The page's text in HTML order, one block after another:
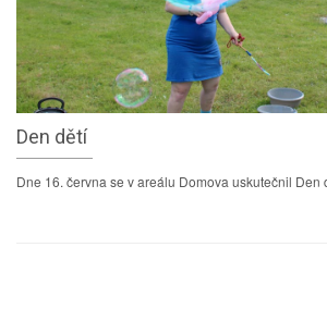
Den dětí
Dne 16. června se v areálu Domova uskutečnil Den